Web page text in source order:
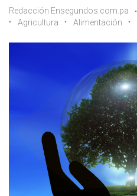
Redacción Ensegundos.com.pa
Agricultura
Alimentación